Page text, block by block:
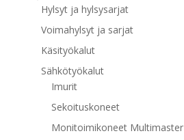
Hylsyt ja hylsysarjat
Voimahylsyt ja sarjat
Käsityökalut
Sähkötyökalut
Imurit
Sekoituskoneet
Monitoimikoneet Multimaster